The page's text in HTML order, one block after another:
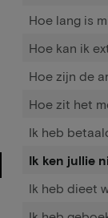
Hoe lang is
Hoe kan ik
Hoe zijn de
Hoe zit het
Ik heb
Ik ken jullie
Ik heb dieet